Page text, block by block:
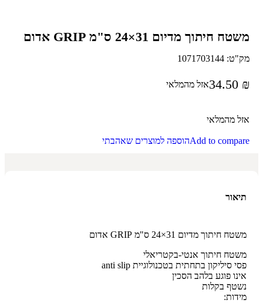
משטח חיתוך מדיום 31×24 ס"מ GRIP אדום
מק"ט: 1071703144
34.50 ₪ אזל מהמלאי
אזל מהמלאי
Add to compareהוספה למוצרים שאהבתי
תיאור
משטח חיתוך מדיום 31×24 ס"מ GRIP אדום
משטח חיתוך אנטי-בקטריאלי
פסי סיליקון בתחתית בטכנולוגיית anti slip
אינו פוגע בלהב הסכין
נשטף בקלות
מידות: